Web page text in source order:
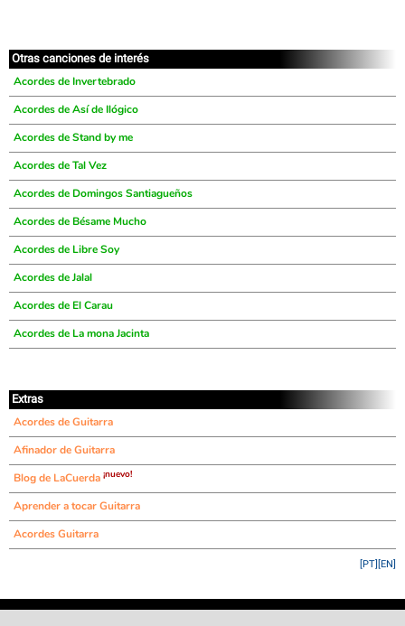
Otras canciones de interés
Acordes de Invertebrado
Acordes de Así de Ilógico
Acordes de Stand by me
Acordes de Tal Vez
Acordes de Domingos Santiagueños
Acordes de Bésame Mucho
Acordes de Libre Soy
Acordes de Jalal
Acordes de El Carau
Acordes de La mona Jacinta
Extras
Acordes de Guitarra
Afinador de Guitarra
Blog de LaCuerda ¡nuevo!
Aprender a tocar Guitarra
Acordes Guitarra
[EN]
[PT]